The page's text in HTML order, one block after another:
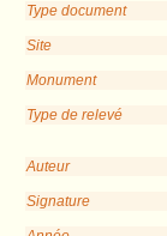
Type document
Site
Monument
Type de relevé
Auteur
Signature